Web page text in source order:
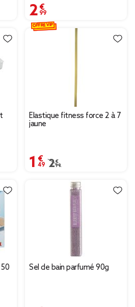
2,99 €
€ à 1,39 €
Élastique fitness force 2 à 7
jaune
1,49 €
Prix remisé de 2,99 €
2,99 €
OFFRE VIP
Sel de bain parfumé 90g